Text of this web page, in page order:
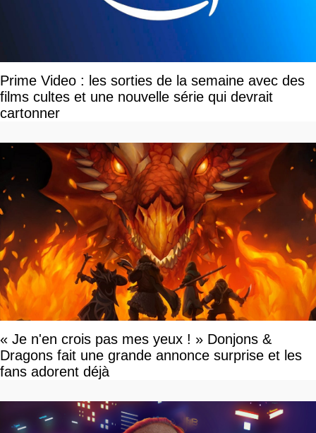
Prime Video : les sorties de la semaine avec des
films cultes et une nouvelle série qui devrait
cartonner
« Je n'en crois pas mes yeux ! » Donjons &
Dragons fait une grande annonce surprise et les
fans adorent déjà